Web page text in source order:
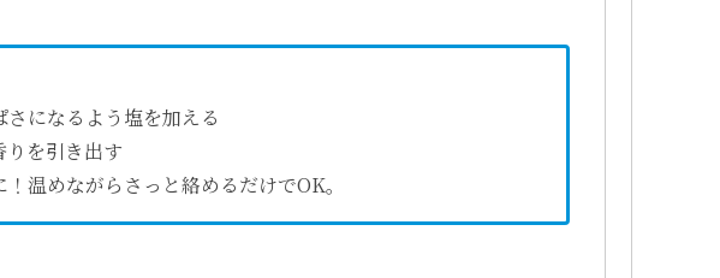
になるよう塩を加える
りを引き出す
温めながらさっと絡めるだけでOK。